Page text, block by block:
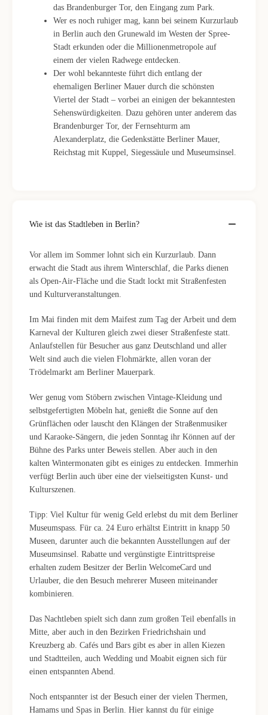
das Brandenburger Tor, den Eingang zum Park.
Wer es noch ruhiger mag, kann bei seinem Kurzurlaub
in Berlin auch den Grunewald im Westen der Spree-
Stadt erkunden oder die Millionenmetropole auf
einem der vielen Radwege entdecken.
Der wohl bekannteste führt dich entlang der
ehemaligen Berliner Mauer durch die schönsten
Viertel der Stadt – vorbei an einigen der bekanntesten
Sehenswürdigkeiten. Dazu gehören unter anderem das
Brandenburger Tor, der Fernsehturm am
Alexanderplatz, die Gedenkstätte Berliner Mauer,
Reichstag mit Kuppel, Siegessäule und Museumsinsel.
Wie ist das Stadtleben in Berlin?
Vor allem im Sommer lohnt sich ein Kurzurlaub. Dann
erwacht die Stadt aus ihrem Winterschlaf, die Parks dienen
als Open-Air-Fläche und die Stadt lockt mit Straßenfesten
und Kulturveranstaltungen.
Im Mai finden mit dem Maifest zum Tag der Arbeit und dem
Karneval der Kulturen gleich zwei dieser Straßenfeste statt.
Anlaufstellen für Besucher aus ganz Deutschland und aller
Welt sind auch die vielen Flohmärkte, allen voran der
Trödelmarkt am Berliner Mauerpark.
Wer genug vom Stöbern zwischen Vintage-Kleidung und
selbstgefertigten Möbeln hat, genießt die Sonne auf den
Grünflächen oder lauscht den Klängen der Straßenmusiker
und Karaoke-Sängern, die jeden Sonntag ihr Können auf der
Bühne des Parks unter Beweis stellen. Aber auch in den
kalten Wintermonaten gibt es einiges zu entdecken. Immerhin
verfügt Berlin auch über eine der vielseitigsten Kunst- und
Kulturszenen.
Tipp: Viel Kultur für wenig Geld erlebst du mit dem Berliner
Museumspass. Für ca. 24 Euro erhältst Eintritt in knapp 50
Museen, darunter auch die bekannten Ausstellungen auf der
Museumsinsel. Rabatte und vergünstigte Eintrittspreise
erhalten zudem Besitzer der Berlin WelcomeCard und
Urlauber, die den Besuch mehrerer Museen miteinander
kombinieren.
Das Nachtleben spielt sich dann zum großen Teil ebenfalls in
Mitte, aber auch in den Bezirken Friedrichshain und
Kreuzberg ab. Cafés und Bars gibt es aber in allen Kiezen
und Stadtteilen, auch Wedding und Moabit eignen sich für
einen entspannten Abend.
Noch entspannter ist der Besuch einer der vielen Thermen,
Hamams und Spas in Berlin. Hier kannst du für einige